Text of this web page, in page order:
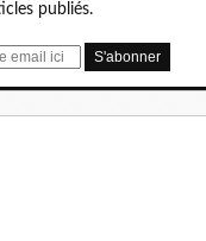
publiés.